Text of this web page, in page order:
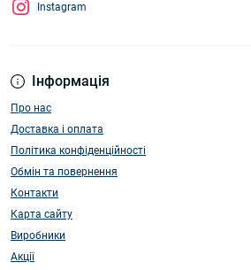
Інформація
Про нас
Доставка і оплата
Політика конфіденційності
Обмін та повернення
Контакти
Карта сайту
Виробники
Акції
Instagram